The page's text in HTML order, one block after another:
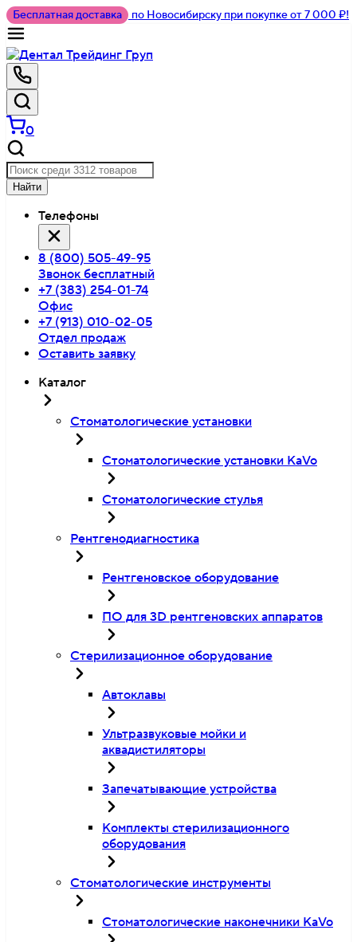
Бесплатная доставка по Новосибирску при покупке от 7 000 ₽!
0
Найти
Телефоны
8 (800) 505-49-95
Звонок бесплатный
+7 (383) 254-01-74
Офис
+7 (913) 010-02-05
Отдел продаж
Оставить заявку
Каталог
Стоматологические установки
Стоматологические установки KaVo
Стоматологические стулья
Рентгенодиагностика
Рентгеновское оборудование
ПО для 3D рентгеновских аппаратов
Стерилизационное оборудование
Автоклавы
Ультразвуковые мойки и
аквадистиляторы
Запечатывающие устройства
Комплекты стерилизационного
оборудования
Стоматологические инструменты
Стоматологические наконечники KaVo